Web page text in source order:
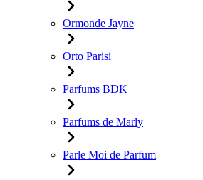
Ormonde Jayne
Orto Parisi
Parfums BDK
Parfums de Marly
Parle Moi de Parfum